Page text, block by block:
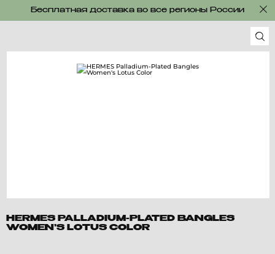
Бесплатная доставка во все регионы России
HERMES PALLADIUM-PLATED BANGLES
WOMEN'S LOTUS COLOR